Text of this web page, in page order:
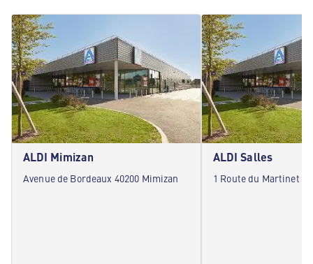
ALDI Mimizan
Avenue de Bordeaux 40200 Mimizan
ALDI Salles
1 Route du Martinet